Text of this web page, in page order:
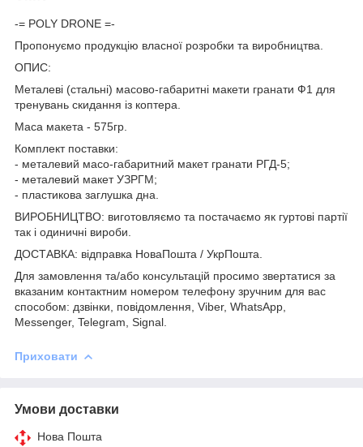
-= POLY DRONE =-
Пропонуємо продукцію власної розробки та виробництва.
ОПИС:
Металеві (стальні) масово-габаритні макети гранати Ф1 для
тренувань скидання із коптера.
Маса макета - 575гр.
Комплект поставки:
- металевий масо-габаритний макет гранати РГД-5;
- металевий макет УЗРГМ;
- пластикова заглушка дна.
ВИРОБНИЦТВО: виготовляємо та постачаємо як гуртові партії
так і одиничні вироби.
ДОСТАВКА: відправка НоваПошта / УкрПошта.
Для замовлення та/або консультацій просимо звертатися за
вказаним контактним номером телефону зручним для вас
способом: дзвінки, повідомлення, Viber, WhatsApp,
Messenger, Telegram, Signal.
Приховати
Умови доставки
Нова Пошта